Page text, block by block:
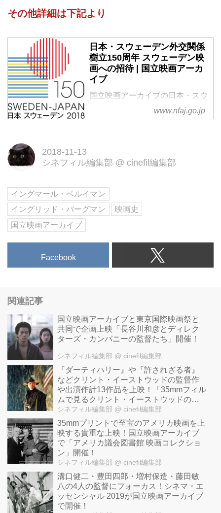
その他詳細は下記より
日本・スウェーデン外交関係
樹立150周年 スウェーデン映
画への招待 | 国立映画アーカ
イブ
国立映画アーカイブの日本・スウ
ェーデン外交関係樹立150周年 ス
ウェーデン映画への招待のペー
www.nfaj.go.jp
2018-11-13
シネフィル編集部 @ cinefil編集部
イングマール・ベルイマン
イングリッド・バーグマン
映画史
国立映画アーカイブ
Facebook
関連記事
国立映画アーカイブと東京国際映画祭と
共同で企画上映「長谷川和彦とディレク
ターズ・カンパニーの監督たち」開催！
シネフィル編集部 @ cinefil編集部
『ダーティハリー』や『許されざる者』
などクリント・イーストウッドの監督作
や出演作計13作品を上映！「35mmフィル
ムで見るクリント・イーストウッドの軌
跡」(仮)開催！
シネフィル編集部 @ cinefil編集部
35mmプリントで至宝のアメリカ映画を上
映する貴重な上映！国立映画アーカイブ
で「アメリカ議会図書館 映画コレクショ
ン」開催！
シネフィル編集部 @ cinefil編集部
溝口健二・豊田四郎・増村保造・藤田敏
八の4人の監督にフォーカス！シネマ・エ
ッセンシャル 2019が国立映画アーカイブ
で開催！